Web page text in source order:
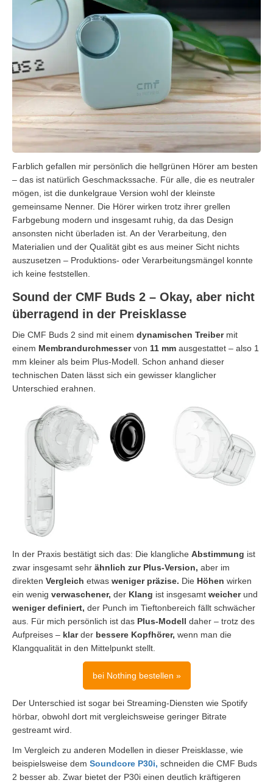
Farblich gefallen mir persönlich die hellgrünen Hörer am besten
– das ist natürlich Geschmackssache. Für alle, die es neutraler
mögen, ist die dunkelgraue Version wohl der kleinste
gemeinsame Nenner. Die Hörer wirken trotz ihrer grellen
Farbgebung modern und insgesamt ruhig, da das Design
ansonsten nicht überladen ist. An der Verarbeitung, den
Materialien und der Qualität gibt es aus meiner Sicht nichts
auszusetzen – Produktions- oder Verarbeitungsmängel konnte
ich keine feststellen.
Sound der CMF Buds 2 – Okay, aber nicht
überragend in der Preisklasse
Die CMF Buds 2 sind mit einem dynamischen Treibermit
einem Membrandurchmesservon 11 mm ausgestattet – also 1
mm kleiner als beim Plus-Modell. Schon anhand dieser
technischen Daten lässt sich ein gewisser klanglicher
Unterschied erahnen.
In der Praxis bestätigt sich das: Die klangliche Abstimmung ist
zwar insgesamt sehr ähnlich zur Plus-Version, aber im
direkten Vergleich etwas weniger präzise. Die Höhen wirken
ein wenig verwaschener, der Klang ist insgesamt weicherund
weniger definiert, der Punch im Tieftonbereich fällt schwächer
aus. Für mich persönlich ist das Plus-Modell daher – trotz des
Aufpreises – klarder bessere Kopfhörer, wenn man die
Klangqualität in den Mittelpunkt stellt.
bei Nothing bestellen »
Der Unterschied ist sogar bei Streaming-Diensten wie Spotify
hörbar, obwohl dort mit vergleichsweise geringer Bitrate
gestreamt wird.
Im Vergleich zu anderen Modellen in dieser Preisklasse, wie
beispielsweise dem Soundcore P30i, schneiden die CMF Buds
2 besser ab. Zwar bietet der P30i einen deutlich kräftigeren